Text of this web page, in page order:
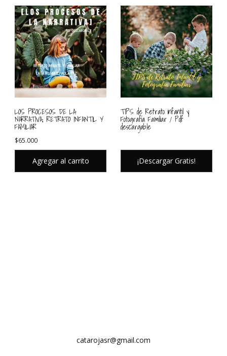
LOS PROCESOS DE LA
NARRATIVA, RETRATO INFANTIL Y
FAMILIAR
$65.000
Agregar al carrito
TIPS de Retrato infantil y
Fotografía Familiar / Pdf
descargable
¡Descargar Gratis!
catarojasr@gmail.com